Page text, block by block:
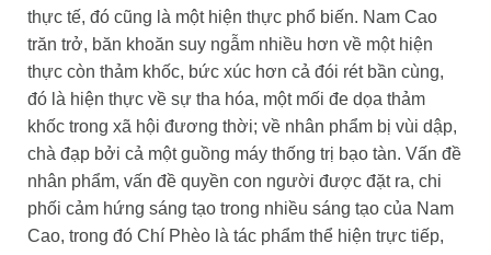
thực tế, đó cũng là một hiện thực phổ biến. Nam Cao
trăn trở, băn khoăn suy ngẫm nhiều hơn về một hiện
thực còn thảm khốc, bức xúc hơn cả đói rét bần cùng,
đó là hiện thực về sự tha hóa, một mối đe dọa thảm
khốc trong xã hội đương thời; về nhân phẩm bị vùi dập,
chà đạp bởi cả một guồng máy thống trị bạo tàn. Vấn đề
nhân phẩm, vấn đề quyền con người được đặt ra, chi
phối cảm hứng sáng tạo trong nhiều sáng tạo của Nam
Cao, trong đó Chí Phèo là tác phẩm thể hiện trực tiếp,